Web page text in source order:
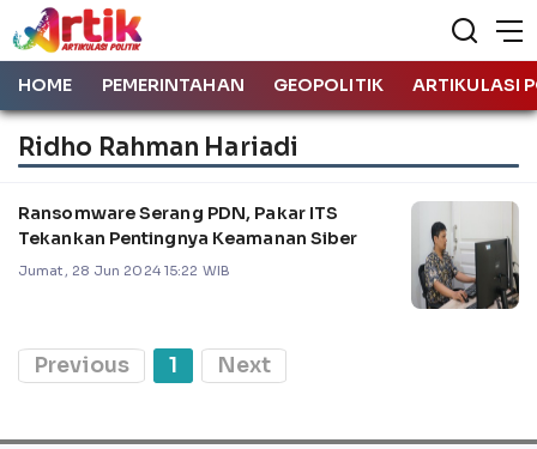
HOME PEMERINTAHAN GEOPOLITIK ARTIKULASI
Ridho Rahman Hariadi
Ransomware Serang PDN, Pakar ITS
Tekankan Pentingnya Keamanan Siber
Jumat, 28 Jun 2024 15:22 WIB
Previous 1 Next